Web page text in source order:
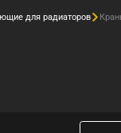
для радиаторов